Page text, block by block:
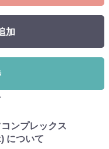
加
ンプレックス
について